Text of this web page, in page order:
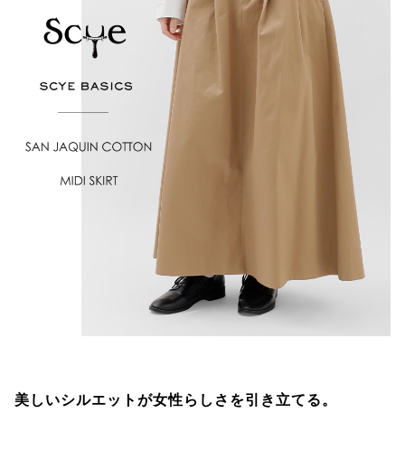
美しいシルエットが女性らしさを引き立てる。